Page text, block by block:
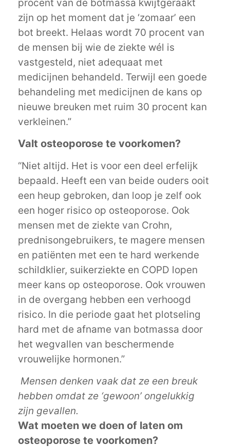
procent van de botmassa kwijtgeraakt
zijn op het moment dat je ‘zomaar’ een
bot breekt. Helaas wordt 70 procent van
de mensen bij wie de ziekte wél is
vastgesteld, niet adequaat met
medicijnen behandeld. Terwijl een goede
behandeling met medicijnen de kans op
nieuwe breuken met ruim 30 procent kan
verkleinen.”
Valt osteoporose te voorkomen?
“Niet altijd. Het is voor een deel erfelijk
bepaald. Heeft een van beide ouders ooit
een heup gebroken, dan loop je zelf ook
een hoger risico op osteoporose. Ook
mensen met de ziekte van Crohn,
prednisongebruikers, te magere mensen
en patiënten met een te hard werkende
schildklier, suikerziekte en COPD lopen
meer kans op osteoporose. Ook vrouwen
in de overgang hebben een verhoogd
risico. In die periode gaat het plotseling
hard met de afname van botmassa door
het wegvallen van beschermende
vrouwelijke hormonen.”
Mensen denken vaak dat ze een breuk
hebben omdat ze ‘gewoon’ ongelukkig
zijn gevallen.
Wat moeten we doen of laten om
osteoporose te voorkomen?